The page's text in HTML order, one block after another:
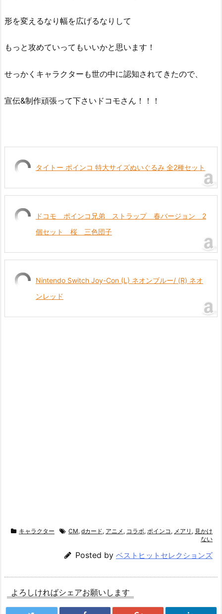
形を変えるなり幅を広げるなりして
もっと攻めていってもいいかと思います！
せっかくキャラクターも世の中に認知されてきたので、
宣伝&制作頑張って下さいドコモさん！！！
タイトー ポインコ 特大サイズぬいぐるみ 全2種セット
ドコモ ポインコ兄弟 ストラップ 春バージョン 2
個セット 桜 三色団子
Nintendo Switch Joy-Con (L) ネオンブルー/ (R) ネオ
ンレッド
キャラクター CM, dカード, アニメ , コラボ, ポインコ , メアリ , 見かけ
ない
Posted by ベストヒットセレクションズ
よろしければシェアお願いします